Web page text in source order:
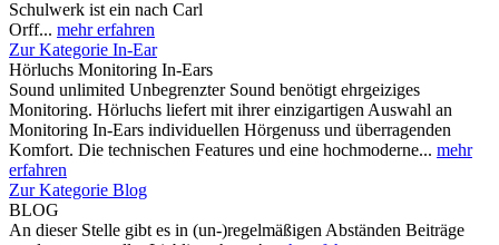
Schulwerk ist ein nach Carl
Orff... mehr erfahren
Zur Kategorie In-Ear
Hörluchs Monitoring In-Ears
Sound unlimited Unbegrenzter Sound benötigt ehrgeiziges
Monitoring. Hörluchs liefert mit ihrer einzigartigen Auswahl an
Monitoring In-Ears individuellen Hörgenuss und überragenden
Komfort. Die technischen Features und eine hochmoderne... mehr
erfahren
Zur Kategorie Blog
BLOG
An dieser Stelle gibt es in (un-)regelmäßigen Abständen Beiträge